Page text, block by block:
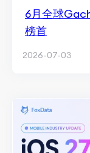
6月全球
榜首
2026-07-03